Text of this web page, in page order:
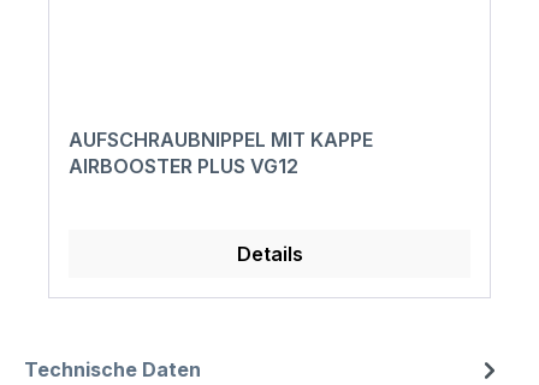
AUFSCHRAUBNIPPEL MIT KAPPE
AIRBOOSTER PLUS VG12
Details
Technische Daten